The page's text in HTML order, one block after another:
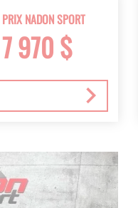
PRIX NADON SPORT
7 970 $